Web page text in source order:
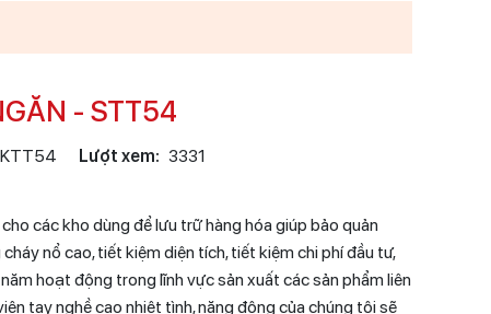
- STT54
KTT54 Lượt xem: 3331
các kho dùng để lưu trữ hàng hóa giúp bảo quản
nổ cao, tiết kiệm diện tích, tiết kiệm chi phí đầu tư,
hoạt động trong lĩnh vực sản xuất các sản phẩm liên
tay nghề cao nhiệt tình, năng động của chúng tôi sẽ